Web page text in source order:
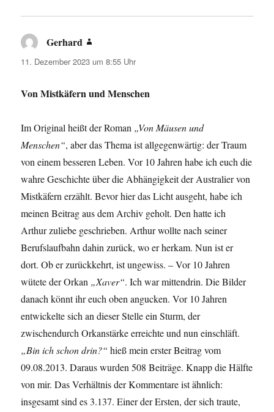
Gerhard
11. Dezember 2023 um 8:55 Uhr
Von Mistkäfern und Menschen
Im Original heißt der Roman „Von Mäusen und
Menschen“, aber das Thema ist allgegenwärtig: der Traum
von einem besseren Leben. Vor 10 Jahren habe ich euch die
wahre Geschichte über die Abhängigkeit der Australier von
Mistkäfern erzählt. Bevor hier das Licht ausgeht, habe ich
meinen Beitrag aus dem Archiv geholt. Den hatte ich
Arthur zuliebe geschrieben. Arthur wollte nach seiner
Berufslaufbahn dahin zurück, wo er herkam. Nun ist er
dort. Ob er zurückkehrt, ist ungewiss. – Vor 10 Jahren
wütete der Orkan „Xaver“. Ich war mittendrin. Die Bilder
danach könnt ihr euch oben angucken. Vor 10 Jahren
entwickelte sich an dieser Stelle ein Sturm, der
zwischendurch Orkanstärke erreichte und nun einschläft.
„Bin ich schon drin?“ hieß mein erster Beitrag vom
09.08.2013. Daraus wurden 508 Beiträge. Knapp die Hälfte
von mir. Das Verhältnis der Kommentare ist ähnlich:
insgesamt sind es 3.137. Einer der Ersten, der sich traute,